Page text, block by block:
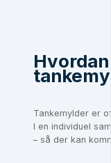
Tankemylder er
I en individuel
– så der kan